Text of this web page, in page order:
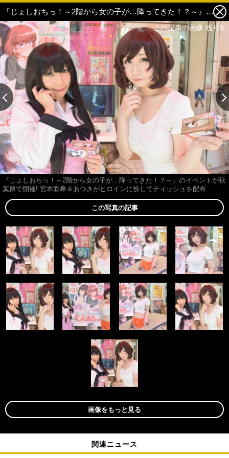
『じょしおちっ！～2階から女の子が…降ってきた！？～』のイベントが秋葉原で開催! 宮本彩希＆あつきがヒロインに扮してティッシュを配布 8枚目の写真・画像
『じょしおちっ！～2階から女の子が…降ってきた！？～』のイベントが秋
葉原で開催! 宮本彩希＆あつきがヒロインに扮してティッシュを配布
この写真の記事
画像をもっと見る
関連ニュース
この記事の画像 残り8